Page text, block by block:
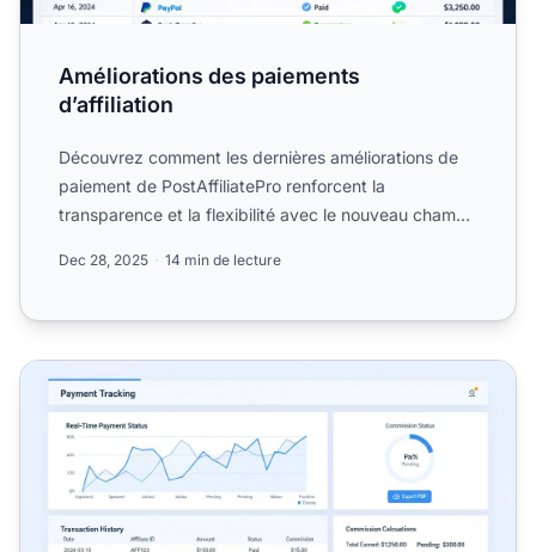
Améliorations des paiements
d’affiliation
Découvrez comment les dernières améliorations de
paiement de PostAffiliatePro renforcent la
transparence et la flexibilité avec le nouveau champ
Dec 28, 2025 14 min de lecture
Puis-je suivre tous les paiements dans le logiciel